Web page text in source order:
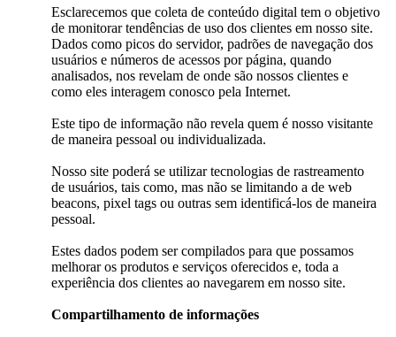
Esclarecemos que coleta de conteúdo digital tem o objetivo
de monitorar tendências de uso dos clientes em nosso site.
Dados como picos do servidor, padrões de navegação dos
usuários e números de acessos por página, quando
analisados, nos revelam de onde são nossos clientes e
como eles interagem conosco pela Internet.
Este tipo de informação não revela quem é nosso visitante
de maneira pessoal ou individualizada.
Nosso site poderá se utilizar tecnologias de rastreamento
de usuários, tais como, mas não se limitando a de web
beacons, pixel tags ou outras sem identificá-los de maneira
pessoal.
Estes dados podem ser compilados para que possamos
melhorar os produtos e serviços oferecidos e, toda a
experiência dos clientes ao navegarem em nosso site.
Compartilhamento de informações